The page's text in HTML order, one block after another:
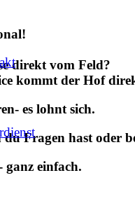
direkt vom Feld?
kommt der Hof
es lohnt sich.
Fra­gen hast oder
einfach.